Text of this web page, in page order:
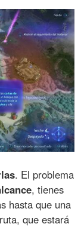
. El problema
, tienes
hasta que una
que estará